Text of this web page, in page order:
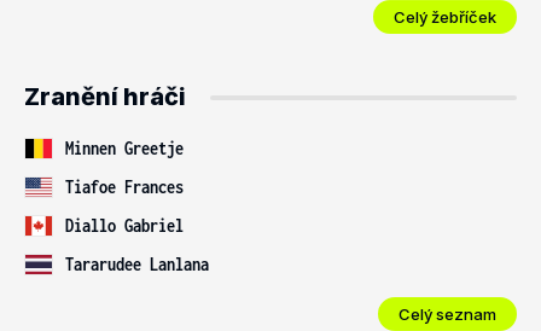
Celý žebříček
Zranění hráči
Minnen Greetje
Tiafoe Frances
Diallo Gabriel
Tararudee Lanlana
Celý seznam